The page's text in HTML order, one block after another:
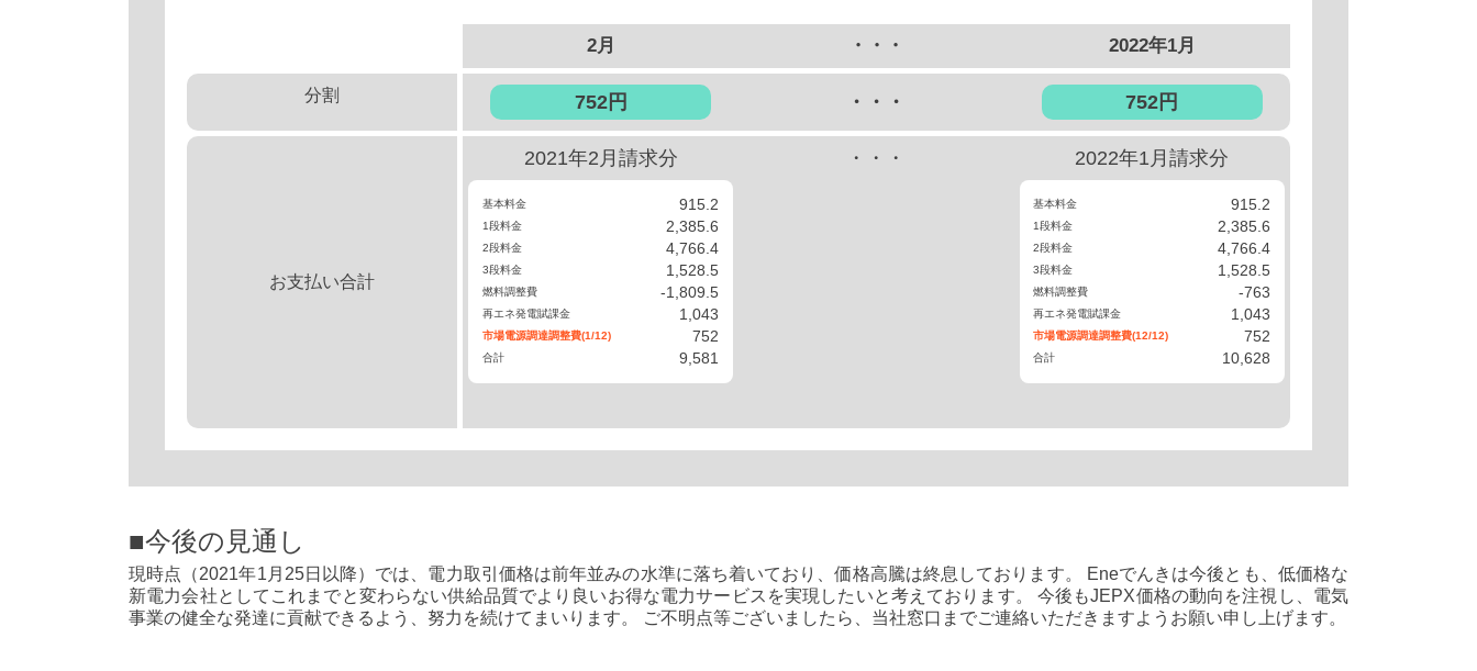
2月 ・・・ 2022年1月
分割 752円 ・・・ 752円
お支払い合計
2021年2月 請求分
基本料金 915.2
1段料金 2,385.6
2段料金 4,766.4
3段料金 1,528.5
燃料調整費 -1,809.5
再エネ発電賦課金 1,043
市場電源調達調整費(1/12) 752
合計 9,581
・・・ 2022年1月請求分
基本料金 915.2
1段料金 2,385.6
2段料金 4,766.4
3段料金 1,528.5
燃料調整費 -763
再エネ発電賦課金 1,043
市場電源調達調整費(12/12) 752
合計 10,628
■今後の見通し
現時点（2021年1月25日以降）では、電力取引価格は前年並みの水準に落ち着いており、価格高騰は終息しております。 Eneでんきは今後とも、低価格な
新電力会社としてこれまでと変わらない供給品質でより良いお得な電力サービスを実現したいと考えております。 今後もJEPX価格の動向を注視し、電気
事業の健全な発達に貢献できるよう、努力を続けてまいります。 ご不明点等ございましたら、当社窓口までご連絡いただきますようお願い申し上げます。